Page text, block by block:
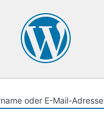
oder E-Mail-Adresse